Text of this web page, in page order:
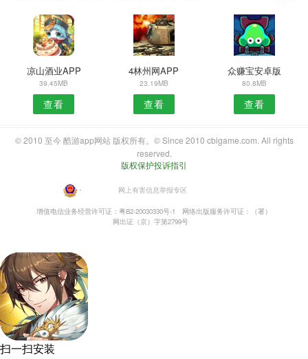
凉山酒业APP
39.45MB
查看
4林州网APP
23.19MB
查看
众赚宝安卓版
80.8MB
查看
© 2010 至今 酷游app网站 版权所有。© Since 2010 cbigame.com. All rights
reserved.
版权保护投诉指引
・ 网上有害信息举报专区
增值电信业务经营许可证：粤B2-20030330号-1
网络出版服务许可证：（署）
网出证（京）字第2799号
扫一扫安装